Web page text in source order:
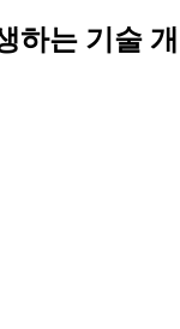
하는 기술